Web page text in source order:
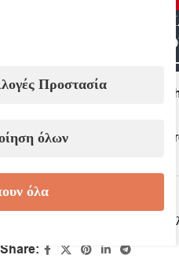
ΑΦΗΣΤΕ ΜΑΣ
Compare Add to
4 People watching this
Κωδικός προϊόντος:
Share:
Προστασία
όλων
όλα